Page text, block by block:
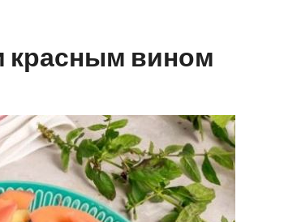
красным вином